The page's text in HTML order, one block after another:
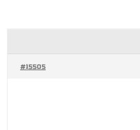
#15505